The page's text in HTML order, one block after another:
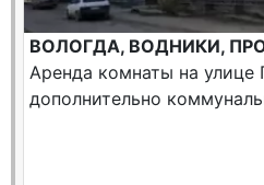
ВОЛОГДА, ВОДНИКИ,
Аренда комнаты на улице
дополнительно